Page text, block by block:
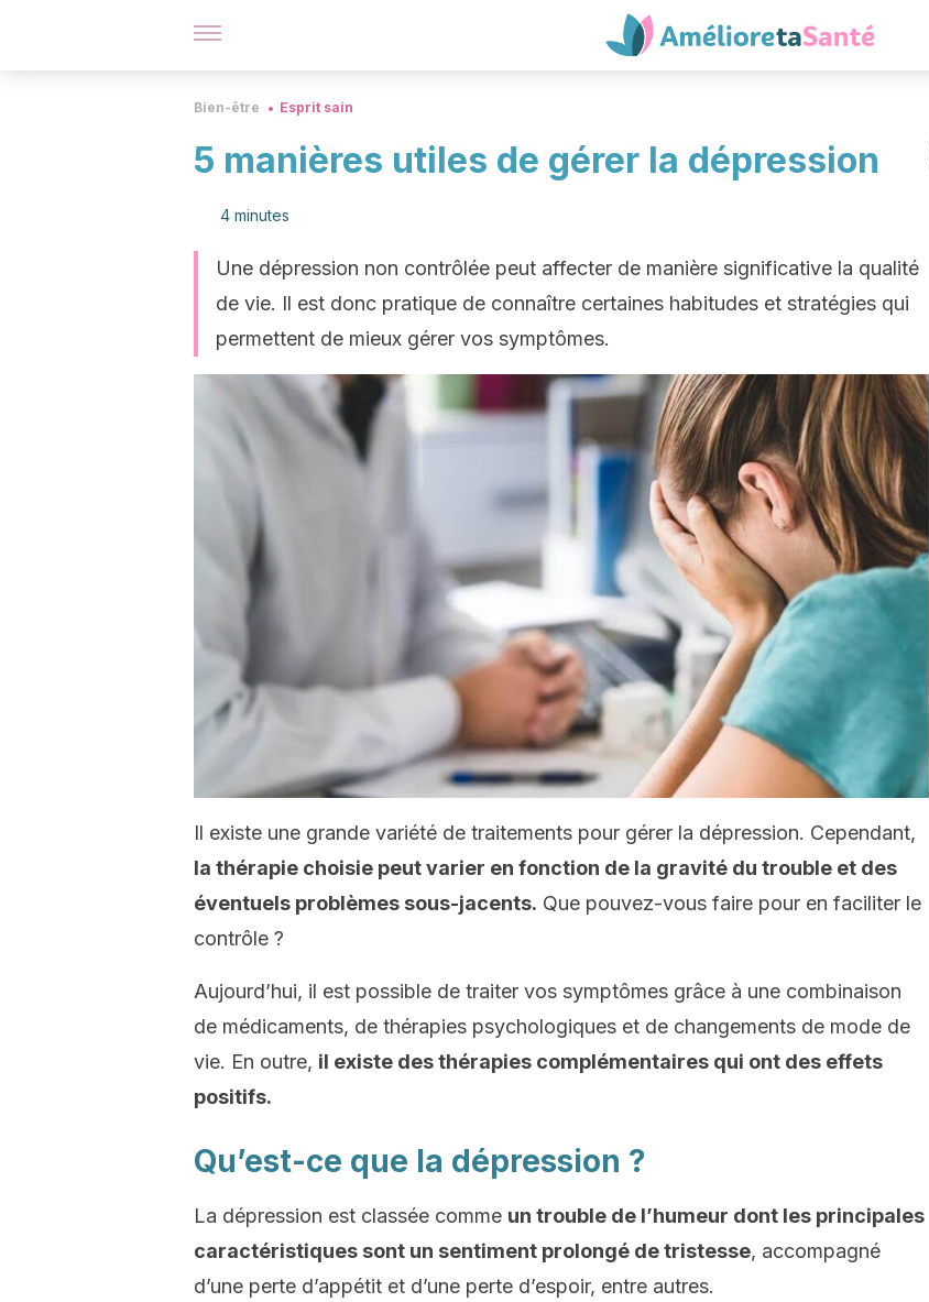
Bien-être Esprit sain
5 manières utiles de gérer la dépression
4 minutes
Une dépression non contrôlée peut affecter de manière significative la qualité
de vie. Il est donc pratique de connaître certaines habitudes et stratégies qui
permettent de mieux gérer vos symptômes.
Il existe une grande variété de traitements pour gérer la dépression. Cependant,
la thérapie choisie peut varier en fonction de la gravité du trouble et des
éventuels problèmes sous-jacents. Que pouvez-vous faire pour en faciliter le
contrôle ?
Aujourd’hui, il est possible de traiter vos symptômes grâce à une combinaison
de médicaments, de thérapies psychologiques et de changements de mode de
vie. En outre, il existe des thérapies complémentaires qui ont des effets
positifs.
Qu’est-ce que la dépression ?
La dépression est classée comme un trouble de l’humeur dont les principales
caractéristiques sont un sentiment prolongé de tristesse, accompagné
d’une perte d’appétit et d’une perte d’espoir, entre autres.